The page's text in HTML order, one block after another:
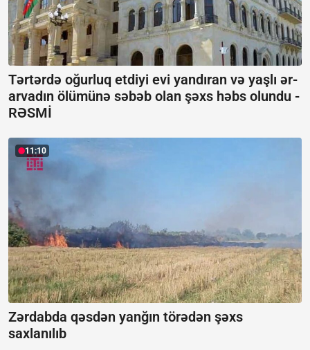
Tərtərdə oğurluq etdiyi evi yandıran və yaşlı ər-
arvadın ölümünə səbəb olan şəxs həbs olundu -
RƏSMİ
11:10
Zərdabda qəsdən yanğın törədən şəxs
saxlanılıb